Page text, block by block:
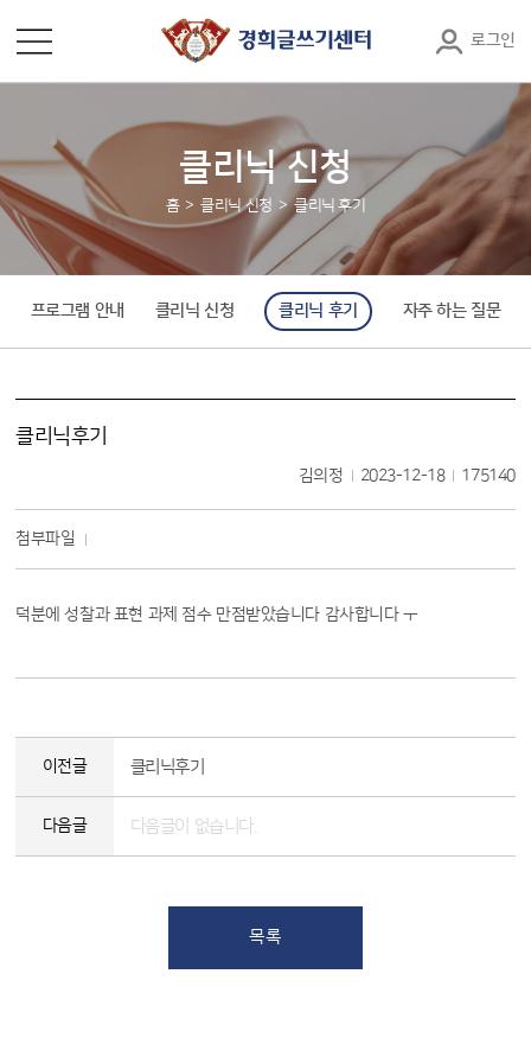
로그인
클리닉 신청
홈 클리닉 신청 클리닉 후기
프로그램 안내 클리닉 신청 클리닉 후기 자주 하는 질문
클리닉후기
김의정 2023-12-18 175140
첨부파일
덕분에 성찰과 표현 과제 점수 만점받았습니다 감사합니다 ㅜ
이전글 클리닉후기
다음글 다음글이 없습니다.
목록